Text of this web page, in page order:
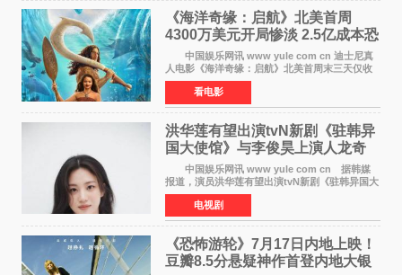
《海洋奇缘：启航》北美首周
4300万美元开局惨淡 2.5亿成本恐
巨亏1亿
中国娱乐网讯 www yule com cn 迪士尼真
人电影《海洋奇缘：启航》北美首周末三天仅收
4300万美元（开画3827馆），中国内地首周票房
仅840万元人民币，全球开画票房约9500万美
元，远低于业内
看电影
洪华莲有望出演tvN新剧《驻韩异
国大使馆》与李俊昊上演人龙奇
幻罗曼史
中国娱乐网讯 www yule com cn 据韩媒
报道，演员洪华莲有望出演tvN新剧《驻韩异国大
使馆》女主角，与李俊昊合作，引发观众期
待。 该剧讲述了一位因管理驻韩异国大使馆
（负责管理居住在大
电视剧
《恐怖游轮》7月17日内地上映！
豆瓣8.5分悬疑神作首登内地大银